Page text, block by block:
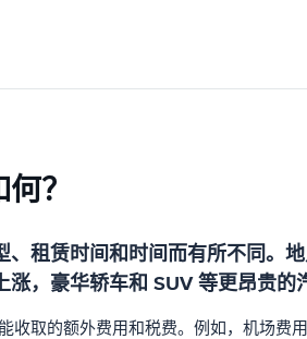
？
、租赁时间和时间而有所不同。
，豪华轿车和 SUV 等更昂贵的
收取的额外费用和税费。例如，机场